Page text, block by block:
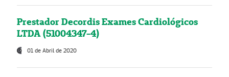
Prestador Decordis Exames Cardiológicos
LTDA (51004347-4)
01 de Abril de 2020